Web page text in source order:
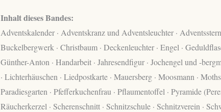
Inhalt dieses Bandes:
Adventskalender · Adventskranz und Adventsleuchter ·
Buckelbergwerk · Christbaum · Deckenleuchter · Engel ·
Günther-Anton · Handarbeit · Jahresendfigur · Jochengel und -
· Lichterhäuschen · Liedpostkarte · Mauersberg · Moosmann ·
Paradiesgarten · Pfefferkuchenfrau · Pflaumentoffel · Pyramide
Räucherkerzel · Scherenschnitt · Schnitzschule · Schnitzverein ·